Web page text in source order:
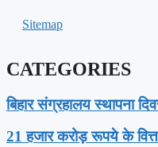
Sitemap
CATEGORIES
बिहार संग्रहालय स्थापना
21 हजार करोड़ रूपये के